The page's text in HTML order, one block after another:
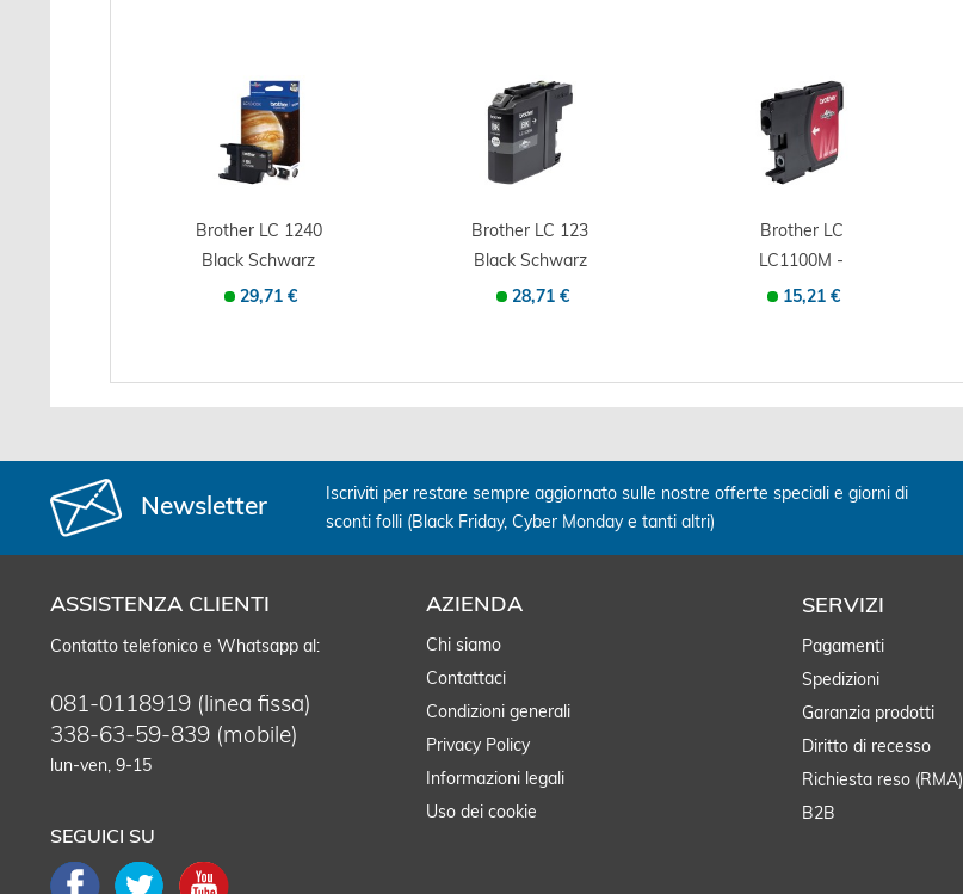
Brother LC 1240
Black Schwarz
LC1240BK -...
29,71 €
Brother LC 123
Black Schwarz
LC123BK -...
28,71 €
Brother LC
LC1100M -
Cartuccia di
15,21 €
Newsletter
Iscriviti per restare sempre aggiornato sulle nostre offerte speciali e giorni di
sconti folli (Black Friday, Cyber Monday e tanti altri)
ASSISTENZA CLIENTI
Contatto telefonico e Whatsapp al:
081-0118919 (linea fissa)
338-63-59-839 (mobile)
lun-ven, 9-15
SEGUICI SU
AZIENDA
Chi siamo
Contattaci
Condizioni generali
Privacy Policy
Informazioni legali
Uso dei cookie
SERVIZI
Pagamenti
Spedizioni
Garanzia prodotti
Diritto di recesso
Richiesta reso (RMA)
B2B